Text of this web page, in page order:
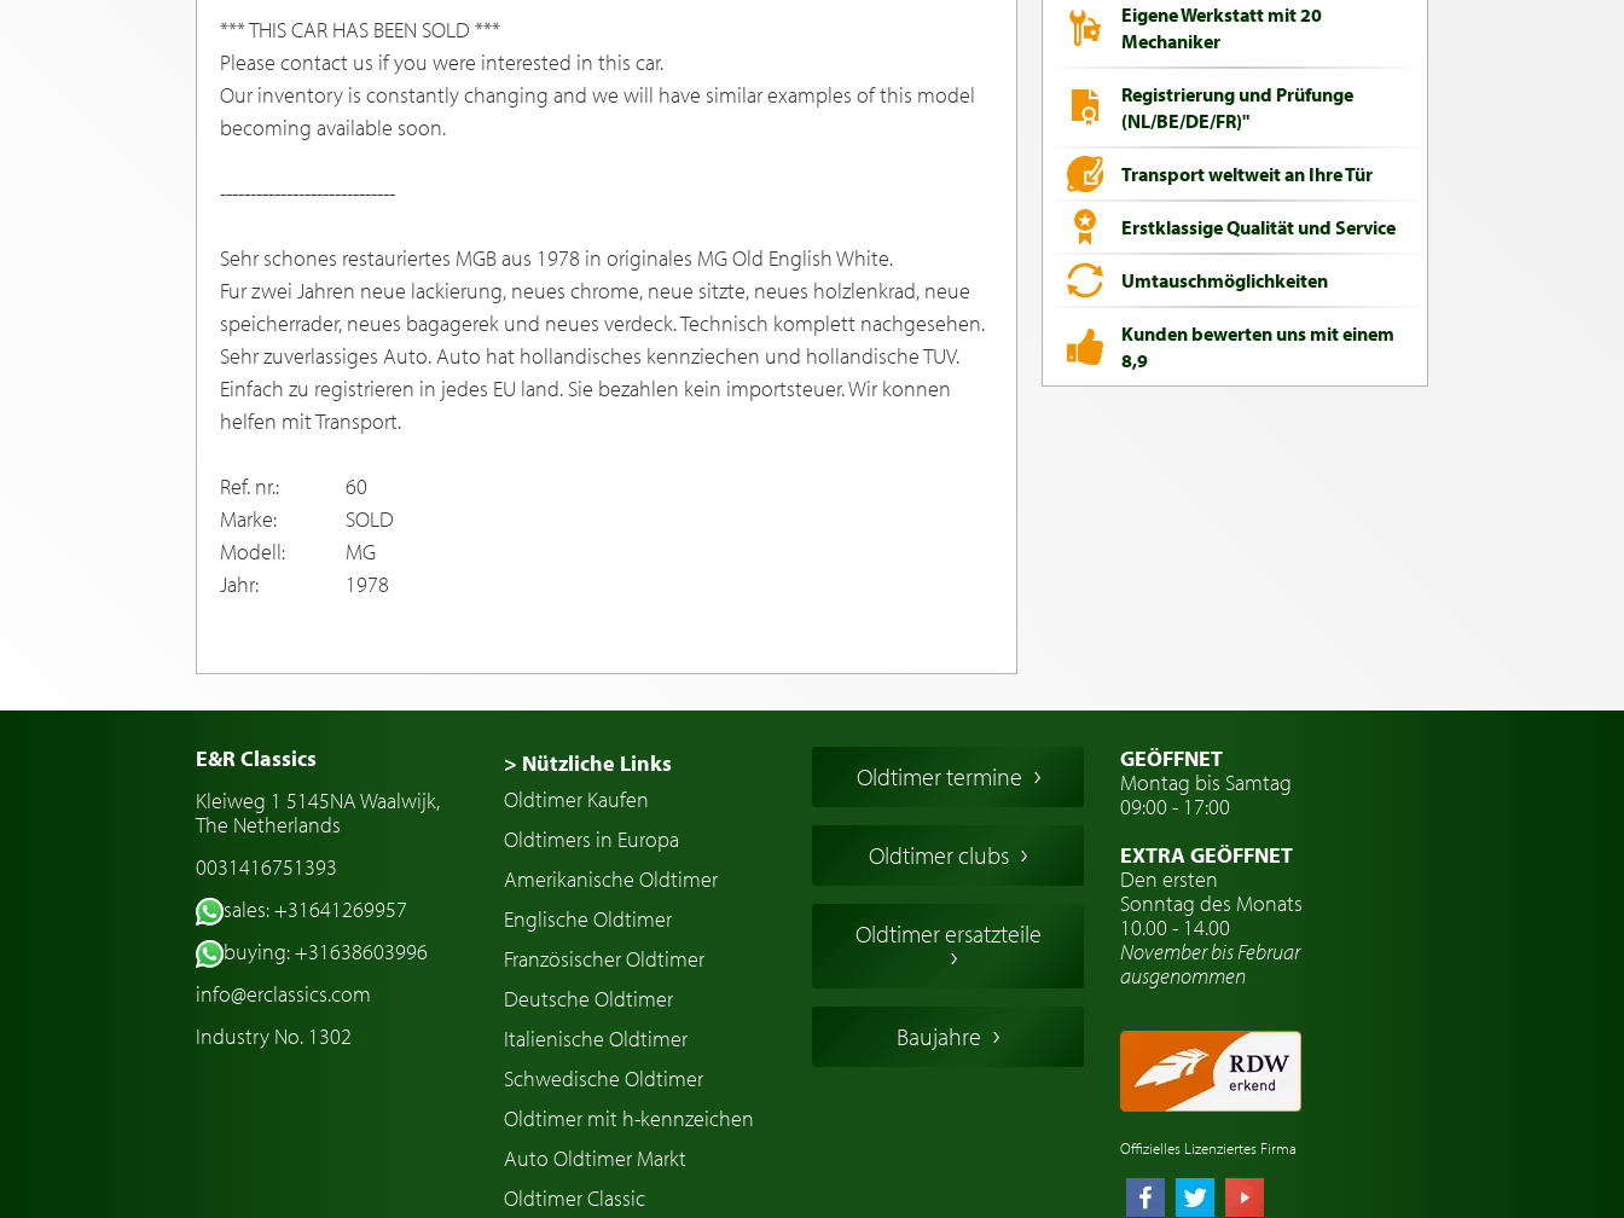
*** THIS CAR HAS BEEN SOLD ***
Please contact us if you were interested in this car.
Our inventory is constantly changing and we will have similar examples of this model
becoming available soon.
-----------------------------
Sehr schones restauriertes MGB aus 1978 in originales MG Old English White.
Fur zwei Jahren neue lackierung, neues chrome, neue sitzte, neues holzlenkrad, neue
speicherrader, neues bagagerek und neues verdeck. Technisch komplett nachgesehen.
Sehr zuverlassiges Auto. Auto hat hollandisches kennziechen und hollandische TUV.
Einfach zu registrieren in jedes EU land. Sie bezahlen kein importsteuer. Wir konnen
helfen mit Transport.
Ref. nr.:
60
Marke:
SOLD
Modell:
MG
Jahr:
1978
Eigene Werkstatt mit 20
Mechaniker
Registrierung und Prüfunge
(NL/BE/DE/FR)"
Transport weltweit an Ihre Tür
Erstklassige Qualität und Service
Umtauschmöglichkeiten
Kunden bewerten uns mit einem
8,9
E&R Classics
Kleiweg 1 5145NA Waalwijk,
The Netherlands
0031416751393
sales: +31641269957
buying: +31638603996
info@erclassics.com
Industry No. 1302
> Nützliche Links
Oldtimer Kaufen
Oldtimers in Europa
Amerikanische Oldtimer
Englische Oldtimer
Französischer Oldtimer
Deutsche Oldtimer
Italienische Oldtimer
Schwedische Oldtimer
Oldtimer mit h-kennzeichen
Auto Oldtimer Markt
Oldtimer Classic
Oldtimer termine
Oldtimer clubs
Oldtimer ersatzteile
Baujahre
GEÖFFNET
Montag bis Samtag
09:00 - 17:00
EXTRA GEÖFFNET
Den ersten
Sonntag des Monats
10.00 - 14.00
November bis Februar
ausgenommen
Offizielles Lizenziertes Firma